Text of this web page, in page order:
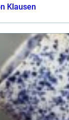
Klausen